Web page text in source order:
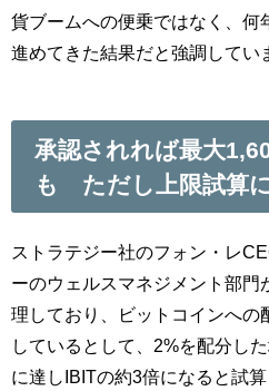
貨ブームへの便乗ではなく、何
進めてきた結果だと強調してい
承認されれば最大
も ただし上限試算
ストラテジー社のフォン・レ
ーのウェルスマネジメント部門
理しており、ビットコインへの
しているとして、2%を配分し
に達しIBITの約3倍になると試算